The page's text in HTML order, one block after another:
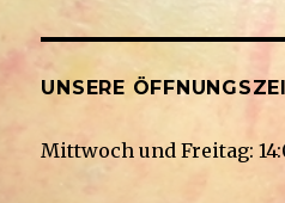
UNSERE
Mittwoch und Freitag: